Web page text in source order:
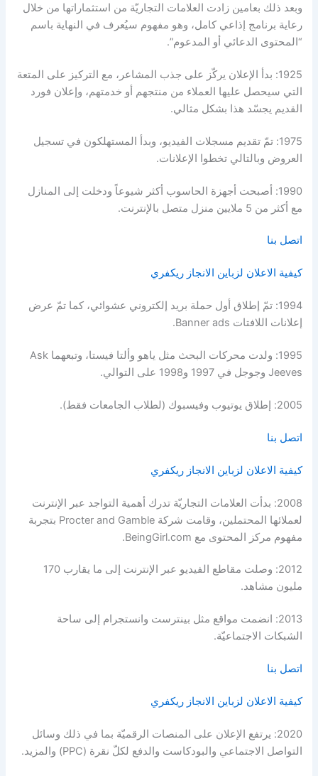
وبعد ذلك بعامين زادت العلامات التجاريّة من استثماراتها من خلال
رعاية برنامج إذاعي كامل، وهو مفهوم سيُعرف في النهاية باسم
“المحتوى الدعائي أو المدعوم”.
1925: بدأ الإعلان يركّز على جذب المشاعر، مع التركيز على المتعة
التي سيحصل عليها العملاء من منتجهم أو خدمتهم، وإعلان فورد
القديم يجسّد هذا بشكل مثالي.
1975: تمّ تقديم مسجلات الفيديو، وبدأ المستهلكون في تسجيل
العروض وبالتالي تخطوا الإعلانات.
1990: أصبحت أجهزة الحاسوب أكثر شيوعاً ودخلت إلى المنازل
مع أكثر من 5 ملايين منزل متصل بالإنترنت.
اتصل بنا
كيفية الاعلان لزباين الانجاز ريكفري
1994: تمّ إطلاق أول حملة بريد إلكتروني عشوائي، كما تمّ عرض
إعلانات اللافتات Banner ads.
1995: ولدت محركات البحث مثل ياهو وألتا فيستا، وتبعهما Ask
Jeeves وجوجل في 1997 و1998 على التوالي.
2005: إطلاق يوتيوب وفيسبوك (لطلاب الجامعات فقط).
اتصل بنا
كيفية الاعلان لزباين الانجاز ريكفري
2008: بدأت العلامات التجاريّة تدرك أهمية التواجد عبر الإنترنت
لعملائها المحتملين، وقامت شركة Procter and Gamble بتجربة
مفهوم مركز المحتوى مع BeingGirl.com.
2012: وصلت مقاطع الفيديو عبر الإنترنت إلى ما يقارب 170
مليون مشاهد.
2013: انضمت مواقع مثل بينترست وانستجرام إلى ساحة
الشبكات الاجتماعيّة.
اتصل بنا
كيفية الاعلان لزباين الانجاز ريكفري
2020: يرتفع الإعلان على المنصات الرقميّة بما في ذلك وسائل
التواصل الاجتماعي والبودكاست والدفع لكلّ نقرة (PPC) والمزيد.